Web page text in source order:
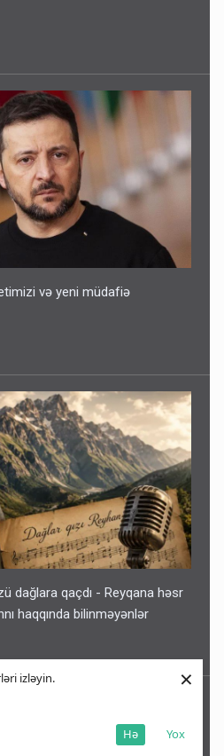
izləyin.
Yox
Hə
×
və yeni müdafiə
dağlara qaçdı - Reyqana həsr
haqqında bilinməyənlər